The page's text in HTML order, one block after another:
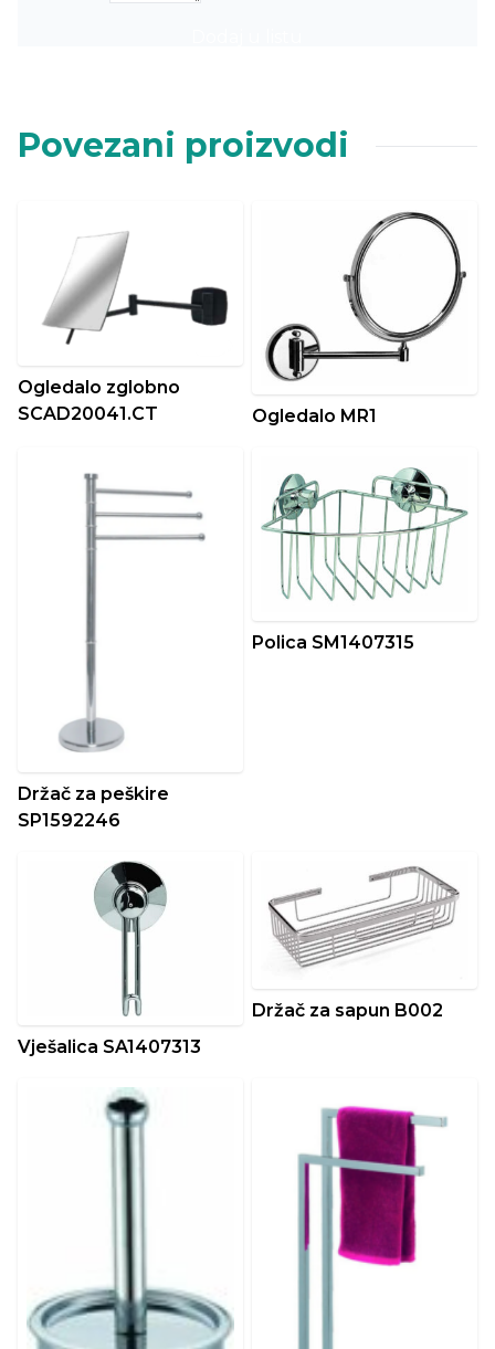
Povezani proizvodi
Ogledalo zglobno
SCAD20041.CT
Ogledalo MR1
Držač za peškire
SP1592246
Polica SM1407315
Vješalica SA1407313
Držač za sapun B002